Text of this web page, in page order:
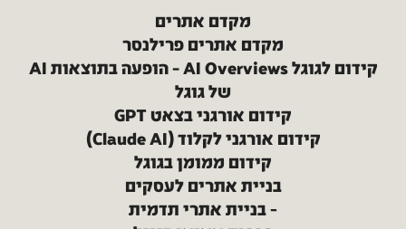
מקדם אתרים
מקדם אתרים פרילנסר
קידום לגוגל AI Overviews – הופעה בתוצאות AI
של גוגל
קידום אורגני בצאט GPT
קידום אורגני לקלוד (Claude AI)
קידום ממומן בגוגל
בניית אתרים לעסקים
בניית אתרי תדמית